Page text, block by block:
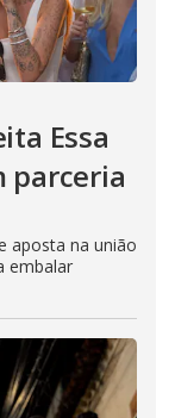
Essa
parceria
aposta na união
embalar